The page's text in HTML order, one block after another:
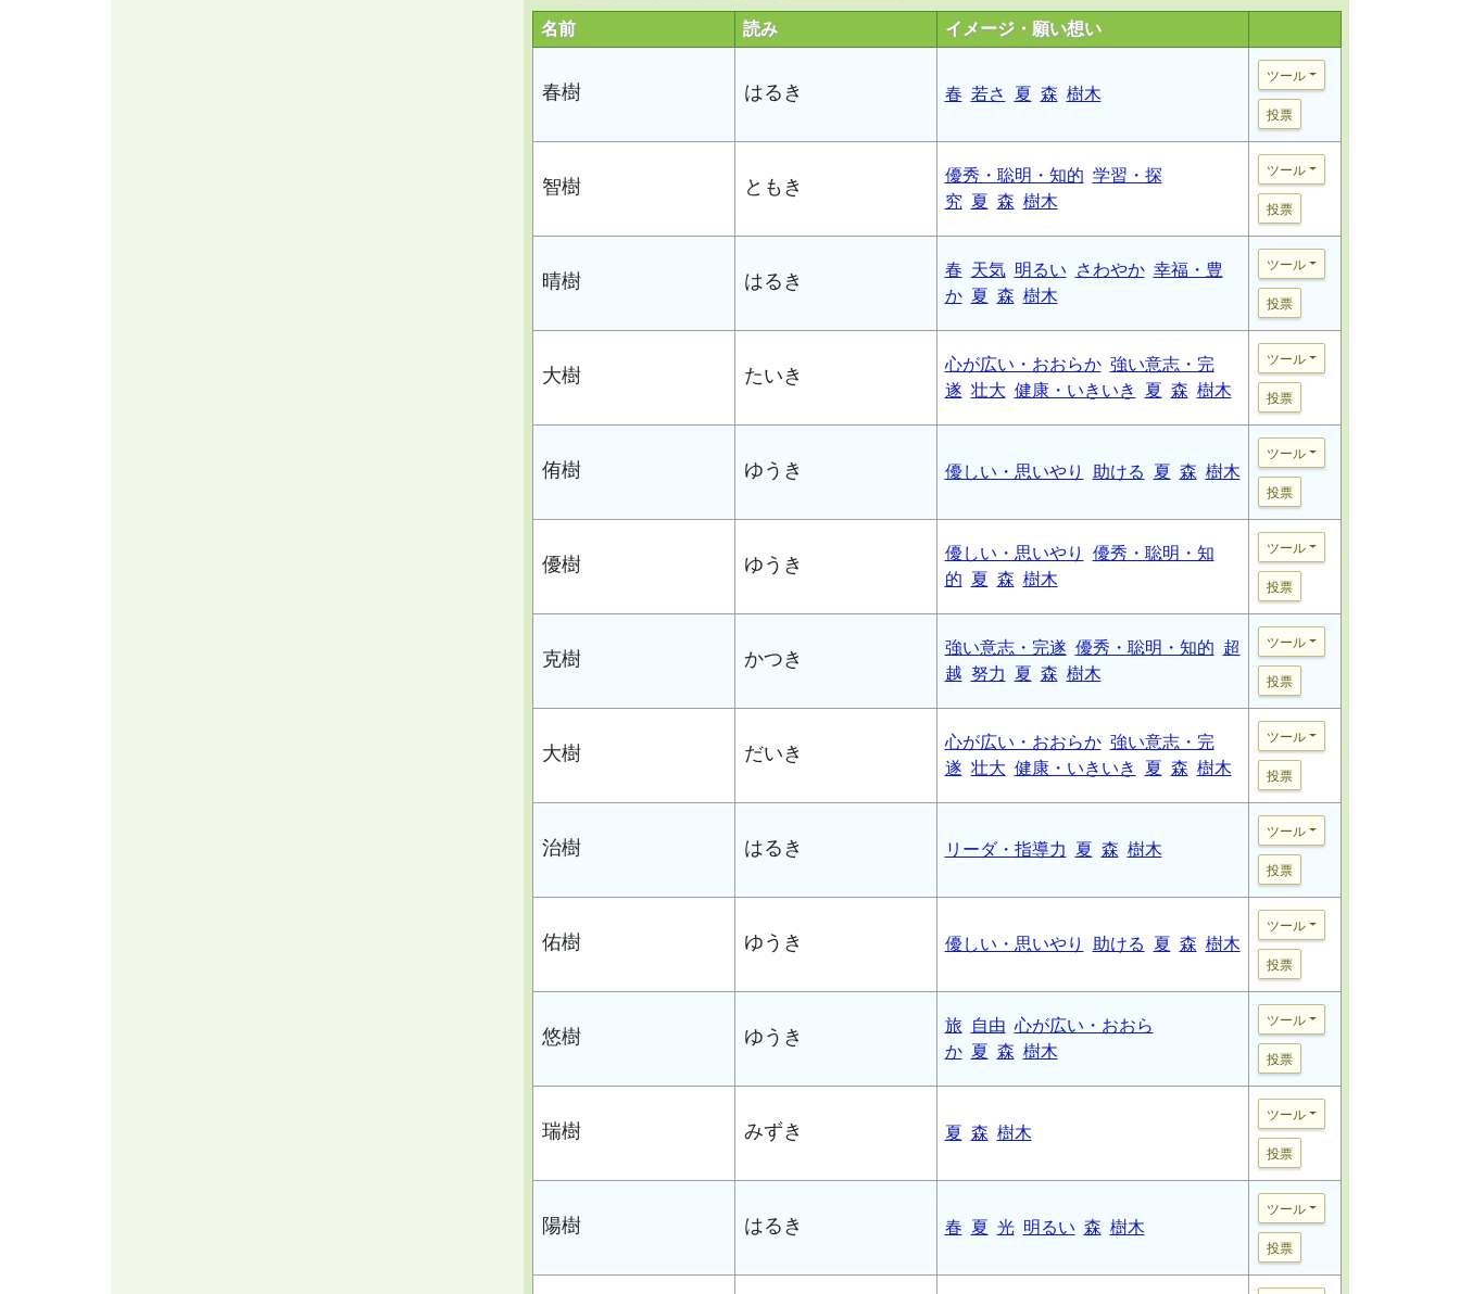
名前 読み イメージ・願い想い
春樹 はるき 春 若さ 夏 森 樹木
ツール
投票
智樹 ともき
優秀・聡明・知的 学習・探
究 夏 森 樹木
ツール
投票
晴樹 はるき
春 天気 明るい さわやか 幸福・豊
か 夏 森 樹木
ツール
投票
大樹 たいき
心が広い・おおらか 強い意志・完
遂 壮大 健康・いきいき 夏 森 樹木
ツール
投票
侑樹 ゆうき 優しい・思いやり 助ける 夏 森 樹木
ツール
投票
優樹 ゆうき
優しい・思いやり
優秀・聡明・知
的 夏 森 樹木
ツール
投票
克樹 かつき
強い意志・完遂 優秀・聡明・知的 超
越 努力 夏 森 樹木
ツール
投票
大樹 だいき
心が広い・おおらか 強い意志・完
遂 壮大 健康・いきいき 夏 森 樹木
ツール
投票
治樹 はるき リーダ・指導力 夏 森 樹木
ツール
投票
佑樹 ゆうき 優しい・思いやり 助ける 夏 森 樹木
ツール
投票
悠樹 ゆうき
旅 自由 心が広い・おおら
か 夏 森 樹木
ツール
投票
瑞樹 みずき 夏 森 樹木
ツール
投票
陽樹 はるき 春 夏 光 明るい 森 樹木
ツール
投票